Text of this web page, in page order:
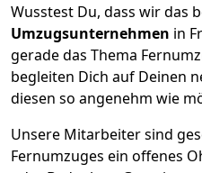
Wusstest Du, dass wir das
Umzugsunternehmen in
gerade das Thema
begleiten Dich auf Deinen
diesen so angenehm wie
Unsere Mitarbeiter sind
Fernumzuges ein offenes